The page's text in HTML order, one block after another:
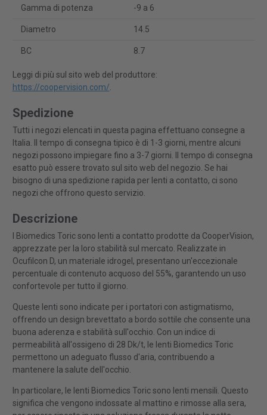
Gamma di potenza -9 a 6
Diametro 14.5
BC 8.7
Leggi di più sul sito web del produttore:
https://coopervision.com/.
Spedizione
Tutti i negozi elencati in questa pagina effettuano consegne a
Italia. Il tempo di consegna tipico è di 1-3 giorni, mentre alcuni
negozi possono impiegare fino a 3-7 giorni. Il tempo di consegna
esatto può essere trovato sul sito web del negozio. Se hai
bisogno di una spedizione rapida per lenti a contatto, ci sono
negozi che offrono questo servizio.
Descrizione
I Biomedics Toric sono lenti a contatto prodotte da CooperVision,
apprezzate per la loro stabilità sul mercato. Realizzate in
Ocufilcon D, un materiale idrogel, presentano un'eccezionale
percentuale di contenuto acquoso del 55%, garantendo un uso
confortevole per tutto il giorno.
Queste lenti sono indicate per i portatori con astigmatismo,
offrendo un design brevettato a bordo sottile che consente una
buona aderenza e stabilità sull'occhio. Con un indice di
permeabilità all'ossigeno di 28 Dk/t, le lenti Biomedics Toric
permettono un adeguato flusso d'aria, contribuendo a
mantenere la salute dell'occhio.
In particolare, le lenti Biomedics Toric sono lenti mensili. Questo
significa che vengono indossate al mattino e rimosse alla sera,